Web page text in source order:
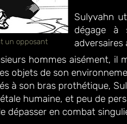
Sulyvahn
dégage à
un opposant
hommes aisément, il
objets de son
à son bras prothétique,
humaine, et peu de
dépasser en combat